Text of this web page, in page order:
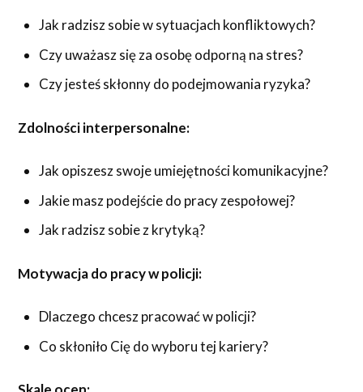
Jak radzisz sobie w sytuacjach konfliktowych?
Czy uważasz się za osobę odporną na stres?
Czy jesteś skłonny do podejmowania ryzyka?
Zdolności interpersonalne:
Jak opiszesz swoje umiejętności komunikacyjne?
Jakie masz podejście do pracy zespołowej?
Jak radzisz sobie z krytyką?
Motywacja do pracy w policji:
Dlaczego chcesz pracować w policji?
Co skłoniło Cię do wyboru tej kariery?